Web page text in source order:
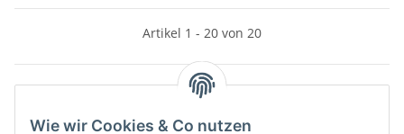
Wie wir Cookies & Co nutzen
Artikel 1 - 20 von 20
Kategorien